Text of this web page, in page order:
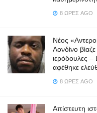
8 ΏΡΕΣ AGO
Νέος
Λονδίνο
ιερόδουλες –
αφέθηκε
8 ΏΡΕΣ AGO
Απίστευτη